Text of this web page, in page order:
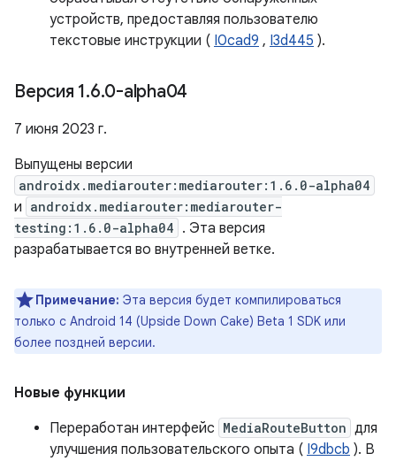
устройств, предоставляя пользователю
текстовые инструкции ( I0cad9 , I3d445 ).
Версия 1.6.0-alpha04
7 июня 2023 г.
Выпущены версии
androidx.mediarouter:mediarouter:1.6.0-alpha04
и androidx.mediarouter:mediarouter-
testing:1.6.0-alpha04 . Эта версия
разрабатывается во внутренней ветке.
Примечание: Эта версия будет компилироваться
только с Android 14 (Upside Down Cake) Beta 1 SDK или
более поздней версии.
Новые функции
Переработан интерфейс MediaRouteButton для
улучшения пользовательского опыта ( I9dbcb ). В